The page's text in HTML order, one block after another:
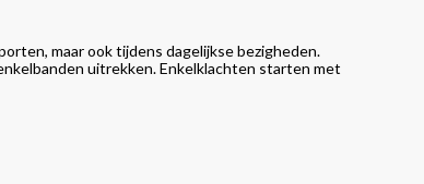
maar ook tijdens dagelijkse bezigheden.
uitrekken. Enkelklachten starten met